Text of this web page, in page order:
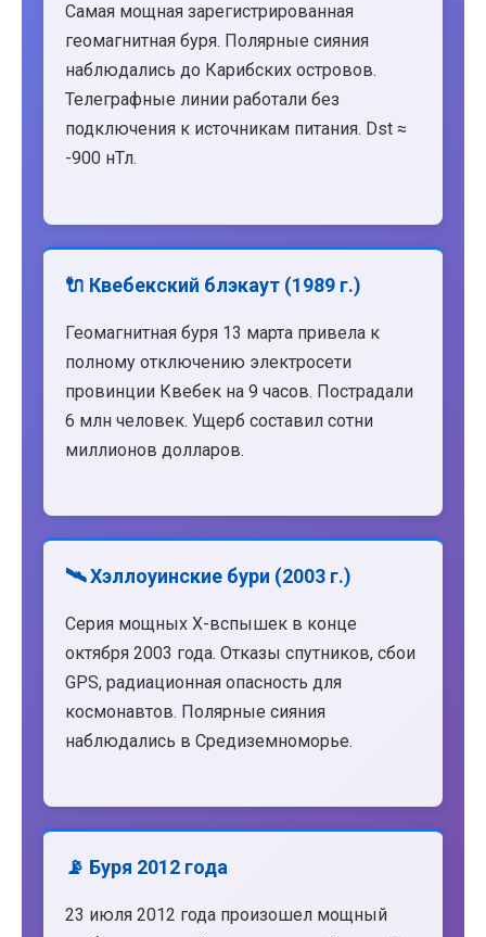
Самая мощная зарегистрированная
геомагнитная буря. Полярные сияния
наблюдались до Карибских островов.
Телеграфные линии работали без
подключения к источникам питания. Dst ≈
-900 нТл.
🔌 Квебекский блэкаут (1989 г.)
Геомагнитная буря 13 марта привела к
полному отключению электросети
провинции Квебек на 9 часов. Пострадали
6 млн человек. Ущерб составил сотни
миллионов долларов.
🛰️ Хэллоуинские бури (2003 г.)
Серия мощных X-вспышек в конце
октября 2003 года. Отказы спутников, сбои
GPS, радиационная опасность для
космонавтов. Полярные сияния
наблюдались в Средиземноморье.
📡 Буря 2012 года
23 июля 2012 года произошел мощный